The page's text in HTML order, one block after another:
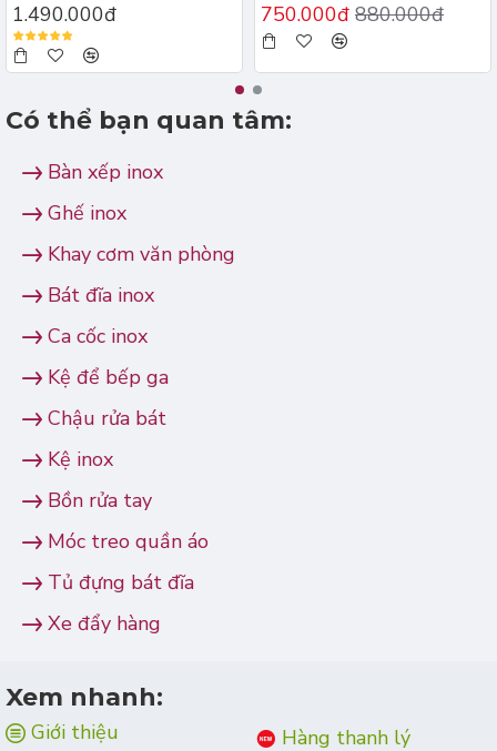
1.490.000đ
750.000đ 880.000đ
Có thể bạn quan tâm:
Bàn xếp inox
Ghế inox
Khay cơm văn phòng
Bát đĩa inox
Ca cốc inox
Kệ để bếp ga
Chậu rửa bát
Kệ inox
Bồn rửa tay
Móc treo quần áo
Tủ đựng bát đĩa
Xe đẩy hàng
Xem nhanh:
Giới thiệu
Hàng thanh lý